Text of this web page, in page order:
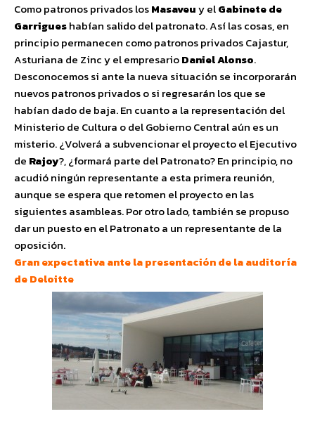
Como patronos privados losMasaveuy elGabinete de
Garrigueshabían salido del patronato. Así las cosas, en
principio permanecen como patronos privados Cajastur,
Asturiana de Zinc y el empresarioDaniel Alonso.
Desconocemos si ante la nueva situación se incorporarán
nuevos patronos privados o si regresarán los que se
habían dado de baja. En cuanto a la representación del
Ministerio de Cultura o del Gobierno Central aún es un
misterio. ¿Volverá a subvencionar el proyecto el Ejecutivo
de Rajoy?, ¿formará parte del Patronato? En principio, no
acudió ningún representante a esta primera reunión,
aunque se espera que retomen el proyecto en las
siguientes asambleas. Por otro lado, también se propuso
dar un puesto en el Patronato a un representante de la
oposición.
Gran expectativa ante la presentación de la auditoría
de Deloitte